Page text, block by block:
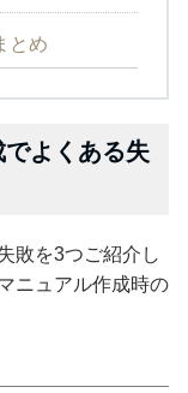
とめ
でよくある失
敗を3つご紹介し
ニュアル作成時の